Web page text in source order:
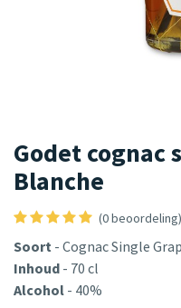
Godet cognac
Blanche
(0 beoordeling)
Soort - Cognac Single
Inhoud - 70 cl
Alcohol - 40%